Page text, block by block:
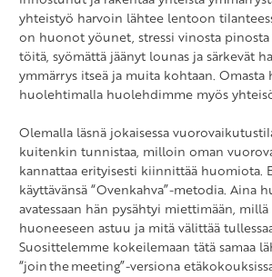
yhteistyö harvoin lähtee lentoon
on huonot yöunet, stressi vinosta
töitä, syömättä jäänyt lounas ja särkevät
ymmärrys itseä ja muita kohtaan.
huolehtimalla huolehdimme myös
Olemalla läsnä jokaisessa
kuitenkin tunnistaa, milloin oman
kannattaa erityisesti kiinnittää huomiota.
käyttävänsä “Ovenkahva”-metodia. Aina
avatessaan hän pysähtyi miettimään,
huoneeseen astuu ja mitä välittää
Suosittelemme kokeilemaan tätä samaa
“join the meeting”-versiona